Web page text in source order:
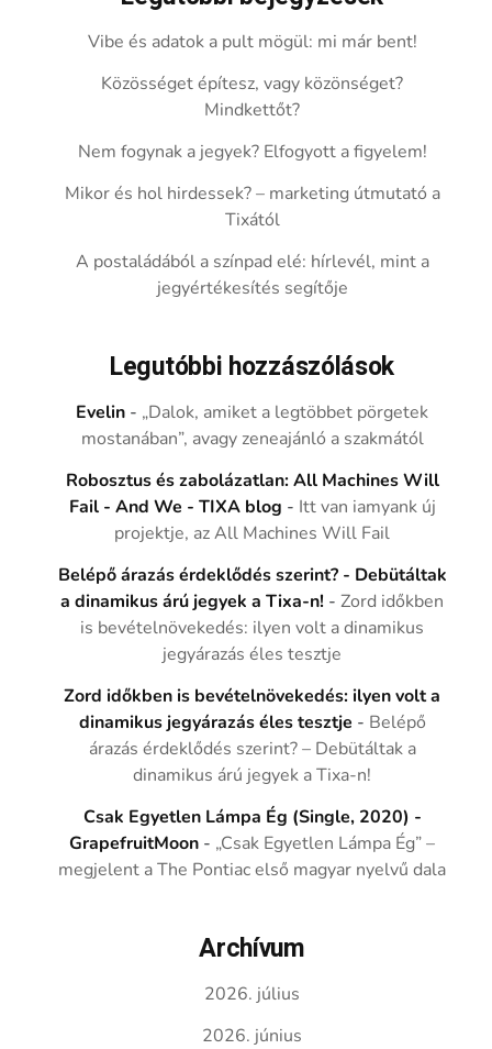
Vibe és adatok a pult mögül: mi már bent!
Közösséget építesz, vagy közönséget?
Mindkettőt?
Nem fogynak a jegyek? Elfogyott a figyelem!
Mikor és hol hirdessek? – marketing útmutató a
Tixától
A postaládából a színpad elé: hírlevél, mint a
jegyértékesítés segítője
Legutóbbi hozzászólások
Evelin - „Dalok, amiket a legtöbbet pörgetek
mostanában”, avagy zeneajánló a szakmától
Robosztus és zabolázatlan: All Machines Will
Fail - And We - TIXA blog - Itt van iamyank új
projektje, az All Machines Will Fail
Belépő árazás érdeklődés szerint? - Debütáltak
a dinamikus árú jegyek a Tixa-n! -Zord időkben
is bevételnövekedés: ilyen volt a dinamikus
jegyárazás éles tesztje
Zord időkben is bevételnövekedés: ilyen volt a
dinamikus jegyárazás éles tesztje - Belépő
árazás érdeklődés szerint? – Debütáltak a
dinamikus árú jegyek a Tixa-n!
Csak Egyetlen Lámpa Ég (Single, 2020) -
GrapefruitMoon - „Csak Egyetlen Lámpa Ég” –
megjelent a The Pontiac első magyar nyelvű dala
Archívum
2026. július
2026. június